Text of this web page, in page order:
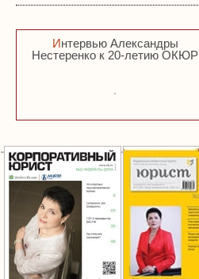
Интервью Александры
Нестеренко к 20-летию ОКЮР